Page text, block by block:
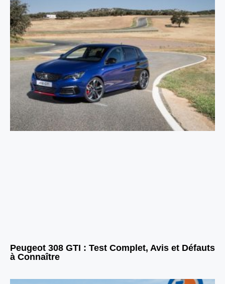
Peugeot 308 GTI : Test Complet, Avis et Défauts
à Connaître